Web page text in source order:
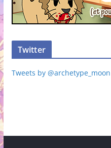
Twitter
Tweets by @archetype_moon